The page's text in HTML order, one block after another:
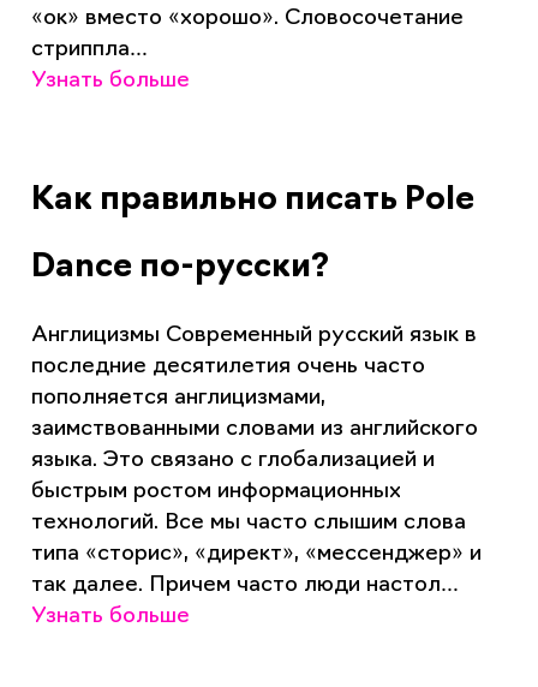
«ок» вместо «хорошо». Словосочетание
стриппла…
Узнать больше
Как правильно писать Pole
Dance по-русски?
Англицизмы Современный русский язык в
последние десятилетия очень часто
пополняется англицизмами,
заимствованными словами из английского
языка. Это связано с глобализацией и
быстрым ростом информационных
технологий. Все мы часто слышим слова
типа «сторис», «директ», «мессенджер» и
так далее. Причем часто люди настол…
Узнать больше